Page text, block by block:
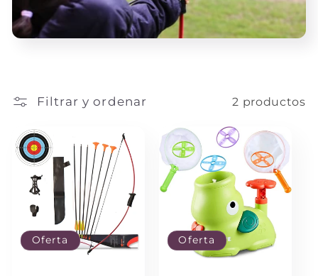
Filtrar y ordenar 2 productos
Oferta Oferta